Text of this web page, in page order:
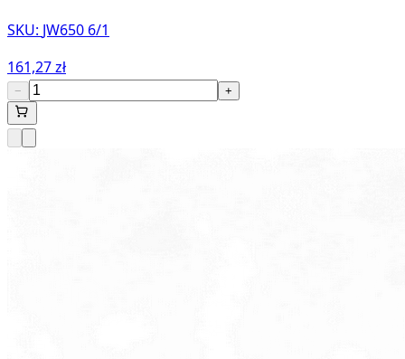
SKU: JW650 6/1
161,27 zł
− +